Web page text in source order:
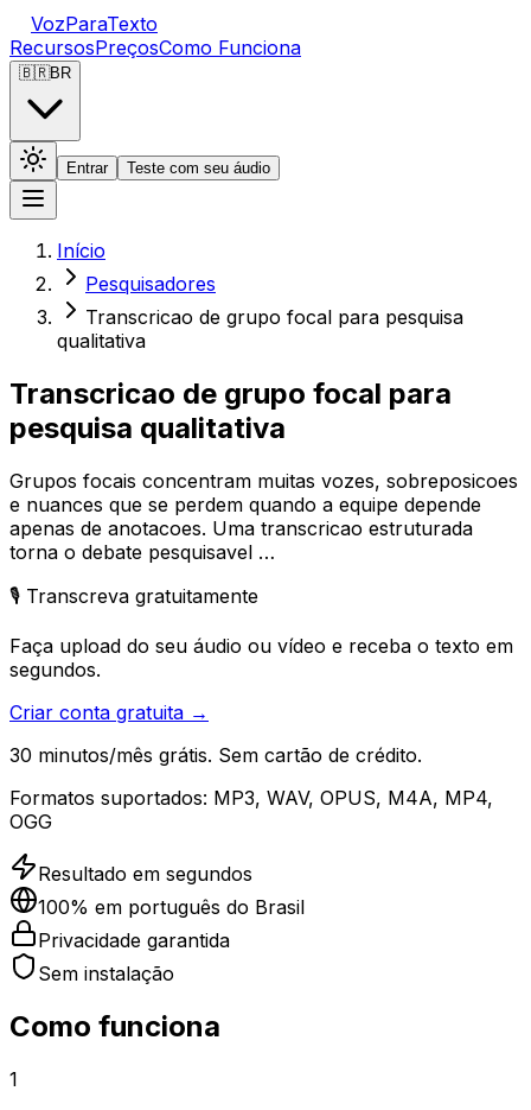
VozParaTexto
RecursosPreçosComo Funciona
🇧🇷BR
Entrar Teste com seu áudio
Início
Pesquisadores
Transcricao de grupo focal para pesquisa
qualitativa
Transcricao de grupo focal para
pesquisa qualitativa
Grupos focais concentram muitas vozes, sobreposicoes
e nuances que se perdem quando a equipe depende
apenas de anotacoes. Uma transcricao estruturada
torna o debate pesquisavel …
🎙️ Transcreva gratuitamente
Faça upload do seu áudio ou vídeo e receba o texto em
segundos.
Criar conta gratuita →
30 minutos/mês grátis. Sem cartão de crédito.
Formatos suportados: MP3, WAV, OPUS, M4A, MP4,
OGG
Resultado em segundos
100% em português do Brasil
Privacidade garantida
Sem instalação
Como funciona
1